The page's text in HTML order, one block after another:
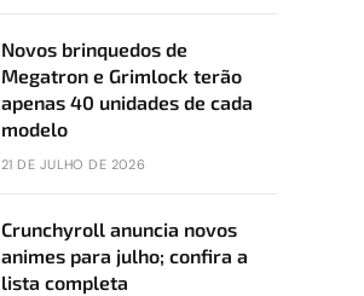
Novos brinquedos de
Megatron e Grimlock terão
apenas 40 unidades de cada
modelo
21 DE JULHO DE 2026
Crunchyroll anuncia novos
animes para julho; confira a
lista completa